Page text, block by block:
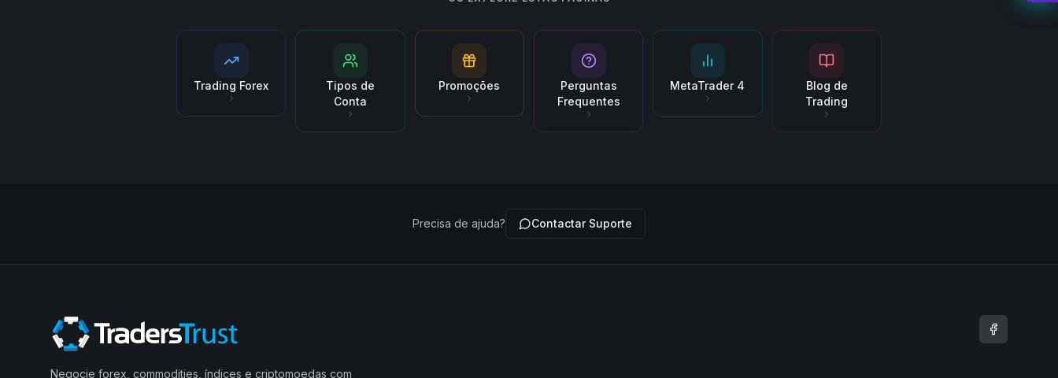
Trading Forex
Tipos de
Conta
Promoções
Perguntas
Frequentes
MetaTrader 4
Blog de
Trading
Precisa de ajuda? Contactar Suporte
Negocie forex, commodities, índices e criptomoedas com